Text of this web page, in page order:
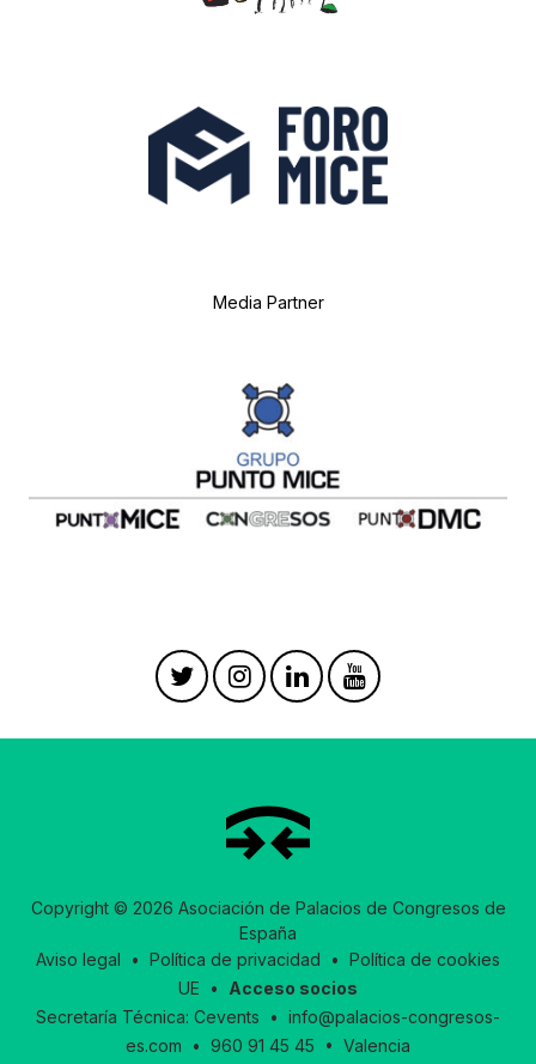
Media Partner
Copyright © 2026 Asociación de Palacios de Congresos de
España
Aviso legal • Política de privacidad • Política de cookies
UE • Acceso socios
Secretaría Técnica: Cevents • info@palacios-congresos-
es.com • 960 91 45 45 • Valencia